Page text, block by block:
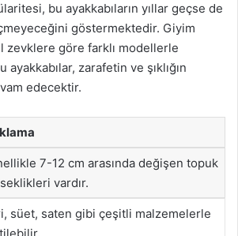
bu ayakkabıların yıllar geçse de
göstermektedir. Giyim
zevklere göre farklı modellerle
zarafetin ve şıklığın
edecektir.
7-12 cm arasında değişen topuk
vardır.
süet, saten gibi çeşitli malzemelerle